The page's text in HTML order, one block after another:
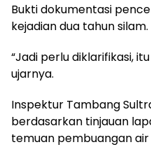
Bukti dokumentasi
kejadian dua tahun silam.
“Jadi perlu diklarifikasi,
ujarnya.
Inspektur Tambang
berdasarkan tinjauan
temuan pembuangan